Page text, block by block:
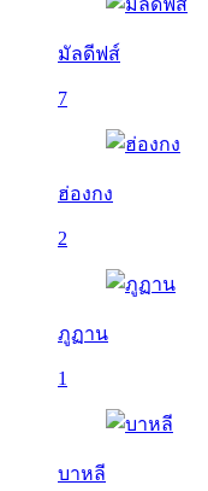
มัลดีฟส์
7
ฮ่องกง
2
ภูฏาน
1
บาหลี